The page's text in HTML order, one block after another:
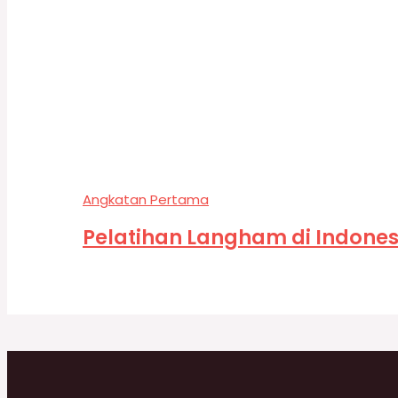
Angkatan Pertama
Pelatihan Langham di